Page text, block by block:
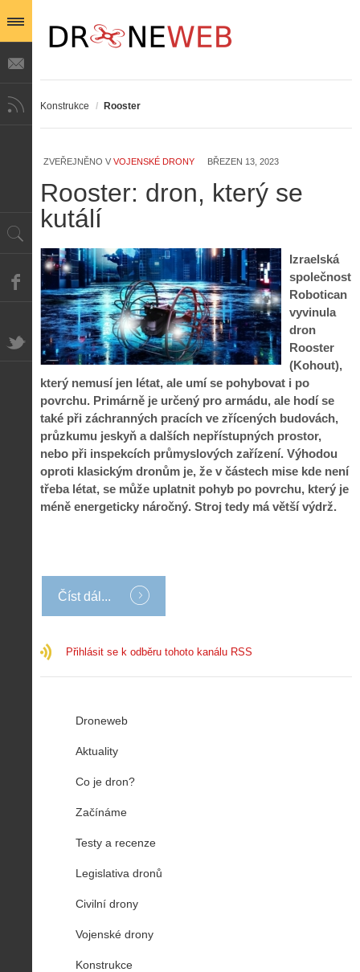
Konstrukce / Rooster
ZVEŘEJNĚNO V VOJENSKÉ DRONY BŘEZEN 13, 2023
Rooster: dron, který se
kutálí
Izraelská
společnost
Robotican
vyvinula
dron
Rooster
(Kohout),
který nemusí jen létat, ale umí se pohybovat i po
povrchu. Primárně je určený pro armádu, ale hodí se
také při záchranných pracích ve zřícených budovách,
průzkumu jeskyň a dalších nepřístupných prostor,
nebo při inspekcích průmyslových zařízení. Výhodou
oproti klasickým dronům je, že v částech mise kde není
třeba létat, se může uplatnit pohyb po povrchu, který je
méně energeticky náročný. Stroj tedy má větší výdrž.
Číst dál...
Přihlásit se k odběru tohoto kanálu RSS
Droneweb
Aktuality
Co je dron?
Začínáme
Testy a recenze
Legislativa dronů
Civilní drony
Vojenské drony
Konstrukce